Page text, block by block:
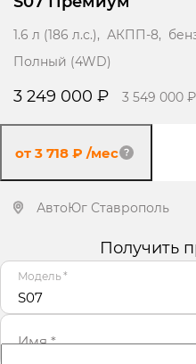
1.6 л (186 л.с.), АКПП-8,
Полный (4WD)
3 249 000 ₽ 3 549 000 ₽
от 3 718 ₽ /мес
АвтоЮг Ставрополь
ПолучитьПолучить
Модель*
S07
Имя*